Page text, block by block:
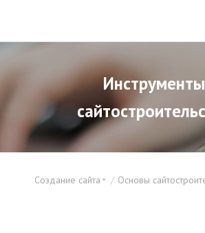
Инструменты
Создание сайта Основы